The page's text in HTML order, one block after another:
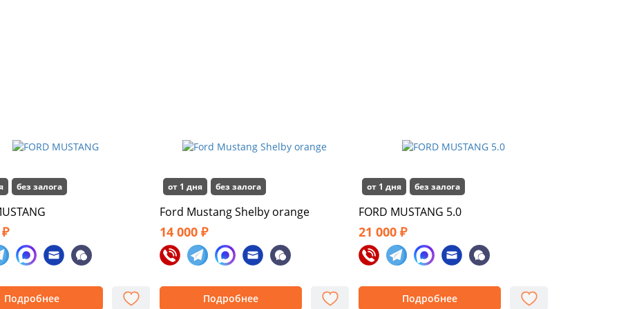
без залога
Подробнее
от 1 дня без залога
Ford Mustang Shelby orange
14 000 ₽
Подробнее
от 1 дня без залога
FORD MUSTANG 5.0
21 000 ₽
Подробнее